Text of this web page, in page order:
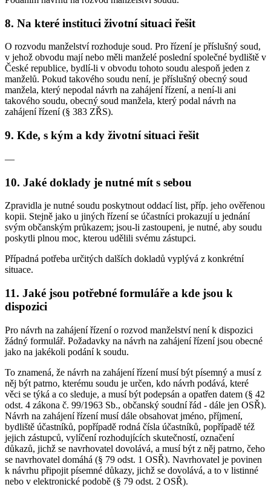
8. Na které instituci životní situaci řešit
O rozvodu manželství rozhoduje soud. Pro řízení je příslušný soud,
v jehož obvodu mají nebo měli manželé poslední společné bydliště v
České republice, bydlí-li v obvodu tohoto soudu alespoň jeden z
manželů. Pokud takového soudu není, je příslušný obecný soud
manžela, který nepodal návrh na zahájení řízení, a není-li ani
takového soudu, obecný soud manžela, který podal návrh na
zahájení řízení (§ 383 ZŘS).
9. Kde, s kým a kdy životní situaci řešit
—
10. Jaké doklady je nutné mít s sebou
Zpravidla je nutné soudu poskytnout oddací list, příp. jeho ověřenou
kopii. Stejně jako u jiných řízení se účastníci prokazují u jednání
svým občanským průkazem; jsou-li zastoupeni, je nutné, aby soudu
poskytli plnou moc, kterou udělili svému zástupci.
Případná potřeba určitých dalších dokladů vyplývá z konkrétní
situace.
11. Jaké jsou potřebné formuláře a kde jsou k
dispozici
Pro návrh na zahájení řízení o rozvod manželství není k dispozici
žádný formulář. Požadavky na návrh na zahájení řízení jsou obecné
jako na jakékoli podání k soudu.
To znamená, že návrh na zahájení řízení musí být písemný a musí z
něj být patrno, kterému soudu je určen, kdo návrh podává, které
věci se týká a co sleduje, a musí být podepsán a opatřen datem (§ 42
odst. 4 zákona č. 99/1963 Sb., občanský soudní řád - dále jen OSŘ).
Návrh na zahájení řízení musí dále obsahovat jméno, příjmení,
bydliště účastníků, popřípadě rodná čísla účastníků, popřípadě též
jejich zástupců, vylíčení rozhodujících skutečností, označení
důkazů, jichž se navrhovatel dovolává, a musí být z něj patrno, čeho
se navrhovatel domáhá (§ 79 odst. 1 OSŘ). Navrhovatel je povinen
k návrhu připojit písemné důkazy, jichž se dovolává, a to v listinné
nebo v elektronické podobě (§ 79 odst. 2 OSŘ).